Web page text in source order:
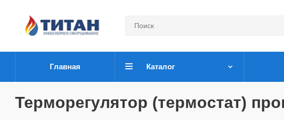
Главная Каталог
Терморегулятор (термостат)